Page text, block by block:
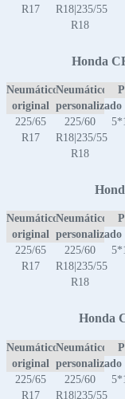
R17
R18|235/55
R18
Honda
Neumático
original
Neumático
personalizado
225/65
R17
225/60
R18|235/55
R18
Neumático
original
Neumático
personalizado
225/65
R17
225/60
R18|235/55
R18
Honda
Neumático
original
Neumático
personalizado
225/65
R17
225/60
R18|235/55